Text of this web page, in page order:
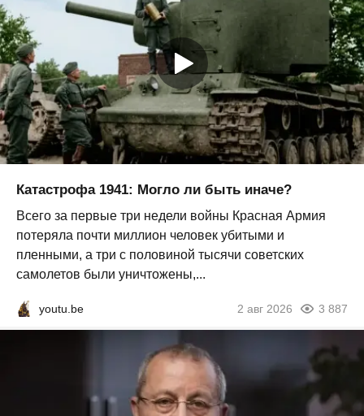
Катастрофа 1941: Могло ли быть иначе?
Всего за первые три недели войны Красная Армия
потеряла почти миллион человек убитыми и
пленными, а три с половиной тысячи советских
самолетов были уничтожены,...
youtu.be 2 авг 2026 3 887